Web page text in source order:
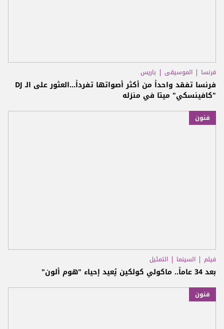
فرنسا الموسيقى باريس
فرنسا تفقد واحداً من أكثر أصواتها تفرداً...العثور على الـ DJ
"كافينسكي" ميتا في منزله
فنون
فيلم السينما التمثيل
بعد 34 عاماً.. ماكولي كولكين يُعيد إحياء "هوم ألون"
فنون